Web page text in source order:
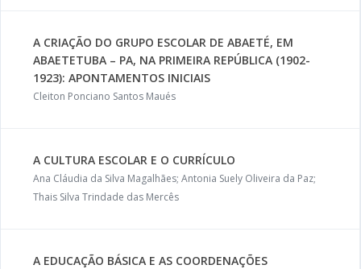
A CRIAÇÃO DO GRUPO ESCOLAR DE ABAETÉ, EM
ABAETETUBA – PA, NA PRIMEIRA REPÚBLICA (1902-
1923): APONTAMENTOS INICIAIS
Cleiton Ponciano Santos Maués
A CULTURA ESCOLAR E O CURRÍCULO
Ana Cláudia da Silva Magalhães; Antonia Suely Oliveira da Paz;
Thais Silva Trindade das Mercês
A EDUCAÇÃO BÁSICA E AS COORDENAÇÕES